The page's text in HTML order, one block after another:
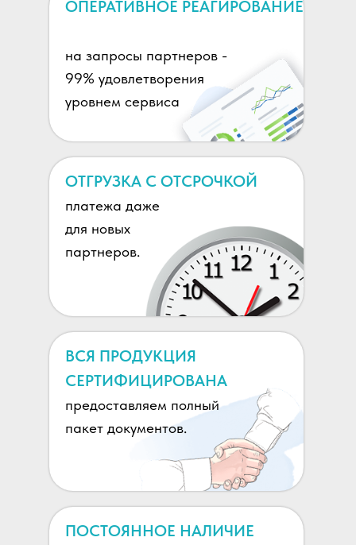
ОПЕРАТИВНОЕ РЕАГИРОВАНИЕ
на запросы партнеров -
99% удовлетворения
уровнем сервиса
ПОСТОЯННОЕ НАЛИЧИЕ
ОТГРУЗКА С ОТСРОЧКОЙ
платежа даже
для новых
партнеров.
ВСЯ ПРОДУКЦИЯ
СЕРТИФИЦИРОВАНА
предоставляем полный
пакет документов.